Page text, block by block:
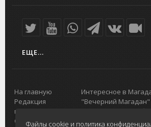
ЕЩЕ...
На главную
Редакция
портала
О проекте
Интересное в
"Вечерний Магадан"
Городская доска
Файлы cookie и политика